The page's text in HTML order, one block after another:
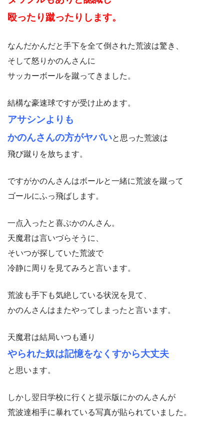
殴ったり蹴ったりします。
なんだかんだと手下を全て倒された荒波は驚き、
そして怒りかのんさんに
サッカーボールを蹴ってきました。
結構な豪速球ですが受け止めます。
アサシンよりも
かのんさんの方がヤバいと思った荒波は
飛び蹴りを放ちます。
ですがかのんさんはボールと一緒に荒波を蹴って
ゴールにふっ飛ばします。
一点入ったと喜ぶかのんさん。
天魔君は言いづらそうに、
そいつが探していた荒波で
冷静に周りを見てみろと言います。
荒波も手下も気絶している状況を見て、
かのんさんはまたやってしまったと言います。
天魔君は結局いつも通り
やられた奴は記憶をなくすから大丈夫
と思います。
しかし翌日学校に行くと提示版にかのんさんが
荒波達相手に暴れている写真が貼られていました。